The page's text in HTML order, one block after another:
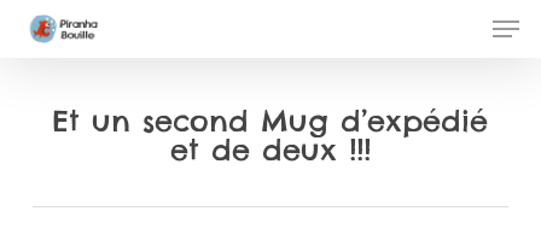
Skip
contentEt un second Mug d’expédié
et de deux !!!